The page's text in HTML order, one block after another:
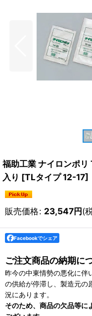
福助工業 ナイロンポ
入り [TLタイプ 12-17]
販売価格: 23,547円(
Facebookでシェア
ご注文商品の納期に
昨今の中東情勢の悪化に伴
の供給が停滞し、製造元の
況にあります。
そのため、商品の欠品等に